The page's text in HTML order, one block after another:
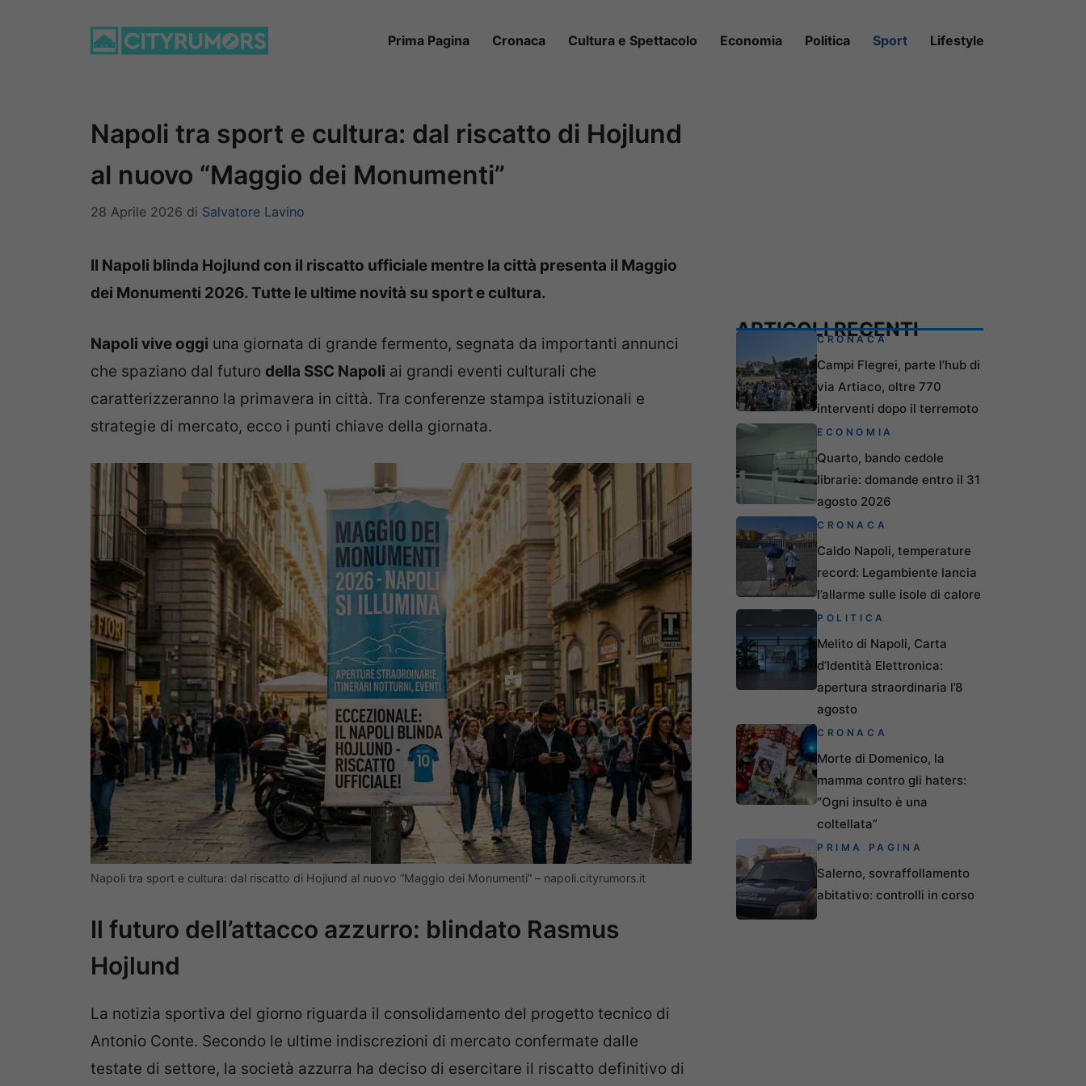
Prima Pagina Cronaca Cultura e Spettacolo Economia Politica Sport Lifestyle
Napoli tra sport e cultura: dal riscatto di Hojlund
al nuovo “Maggio dei Monumenti”
28 Aprile 2026 di Salvatore Lavino
Il Napoli blinda Hojlund con il riscatto ufficiale mentre la città presenta il Maggio
dei Monumenti 2026. Tutte le ultime novità su sport e cultura.
Napoli vive oggi una giornata di grande fermento, segnata da importanti annunci
che spaziano dal futuro della SSC Napoli ai grandi eventi culturali che
caratterizzeranno la primavera in città. Tra conferenze stampa istituzionali e
strategie di mercato, ecco i punti chiave della giornata.
Napoli tra sport e cultura: dal riscatto di Hojlund al nuovo “Maggio dei Monumenti” – napoli.cityrumors.it
Il futuro dell’attacco azzurro: blindato Rasmus
Hojlund
La notizia sportiva del giorno riguarda il consolidamento del progetto tecnico di
Antonio Conte. Secondo le ultime indiscrezioni di mercato confermate dalle
testate di settore, la società azzurra ha deciso di esercitare il riscatto definitivo di
ARTICOLI RECENTI
CRONACA
Campi Flegrei, parte l’hub di
via Artiaco, oltre 770
interventi dopo il terremoto
ECONOMIA
Quarto, bando cedole
librarie: domande entro il 31
agosto 2026
CRONACA
Caldo Napoli, temperature
record: Legambiente lancia
l’allarme sulle isole di calore
POLITICA
Melito di Napoli, Carta
d’Identità Elettronica:
apertura straordinaria l’8
agosto
CRONACA
Morte di Domenico, la
mamma contro gli haters:
“Ogni insulto è una
coltellata”
PRIMA PAGINA
Salerno, sovraffollamento
abitativo: controlli in corso